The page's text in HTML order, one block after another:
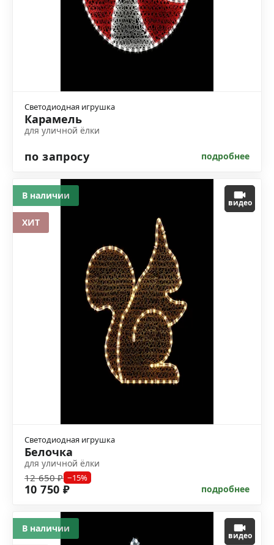
Светодиодная игрушка
Карамель
для уличной ёлки
по запросу подробнее
видео
Светодиодная игрушка
Белочка
для уличной ёлки
12 650 ₽ −15%
10 750 ₽ подробнее
В наличии
ХИТ
видео
В наличии